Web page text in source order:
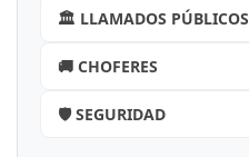
🏛️ LLAMADOS PÚBLICOS
🚚 CHOFERES
🛡️ SEGURIDAD